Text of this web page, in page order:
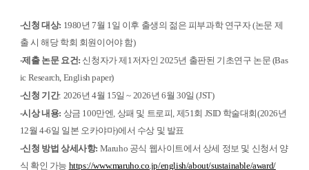
-신청 대상: 1980년 7월 1일 이후 출생의 젊은 피부과학 연구자 (논문 제
출 시 해당 학회 회원이어야 함)
-제출 논문 요건: 신청자가 제1저자인 2025년 출판된 기초연구 논문 (Bas
ic Research , English paper)
-신청 기간: 2026년 4월 15일 ~ 2026년 6월 30일 (JST)
-시상 내용: 상금 100만엔, 상패 및 트로피, 제51회 JSID 학술대회(2026년
12월 4-6일 일본 오카야마)에서 수상 및 발표
-신청 방법 상세사항: Maruho 공식 웹사이트에서 상세 정보 및 신청서 양
식 확인 가능 https://www.maruho.co.jp/english/about/sustainable/award/